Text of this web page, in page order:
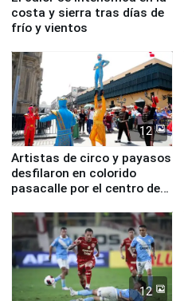
costa y sierra tras días de
frío y vientos
12
Artistas de circo y payasos
desfilaron en colorido
pasacalle por el centro de
12